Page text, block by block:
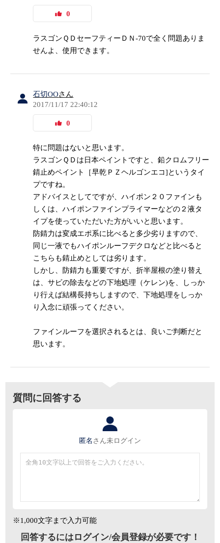
0
ラスゴンＱＤセーフティーＤＮ-70で全く問題ありま
せんよ、使用できます。
石切OOさん
2017/11/17 22:40:12
0
特に問題はないと思います。
ラスゴンＱＤは日本ペイントですと、鉛クロムフリー
錆止めペイント［早乾ＰＺヘルゴンエコ]というタイ
プですね。
アドバイスとしてですが、ハイポン２０ファインも
しくは、ハイポンファインプライマーなどの２液タ
イプを使っていただいた方がいいと思います。
防錆力は変成エポ系に比べると多少劣りますので、
同じ一液でもハイポンルーフデクロなどと比べると
こちらも錆止めとしては劣ります。
しかし、防錆力も重要ですが、折半屋根の塗り替え
は、サビの除去などの下地処理（ケレン)を、しっか
り行えば結構長持ちしますので、下地処理をしっか
り入念に頑張ってください。
ファインルーフを選択されるとは、良いご判断だと
思います。
質問に回答する
匿名 さん未ログイン
※1,000文字まで入力可能
回答するにはログイン/会員登録が必要です！